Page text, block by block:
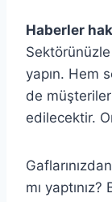
Haberler
yapın. Hem
de
edilecektir.
mı